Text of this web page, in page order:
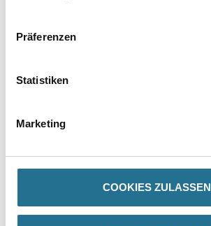
Präferenzen
Statistiken
Marketing
COOKIES ZULASSEN
- Schnell trocknend
- Temperaturbeständig bis ca. 80°C
- Staubtrocken: ca. 60 min.